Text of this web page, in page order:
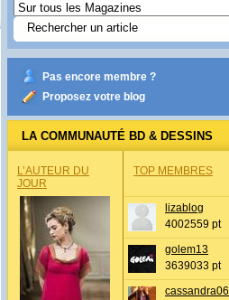
Pas encore membre ?
Proposez votre blog
LA COMMUNAUTÉ BD & DESSINS
L’AUTEUR DU
JOUR
TOP MEMBRES
lizablog
4002559 pt
golem13
3639033 pt
cassandra06